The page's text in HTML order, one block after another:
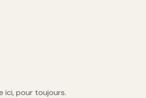
ici, pour toujours.